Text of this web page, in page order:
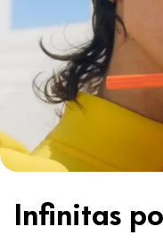
Infinitas